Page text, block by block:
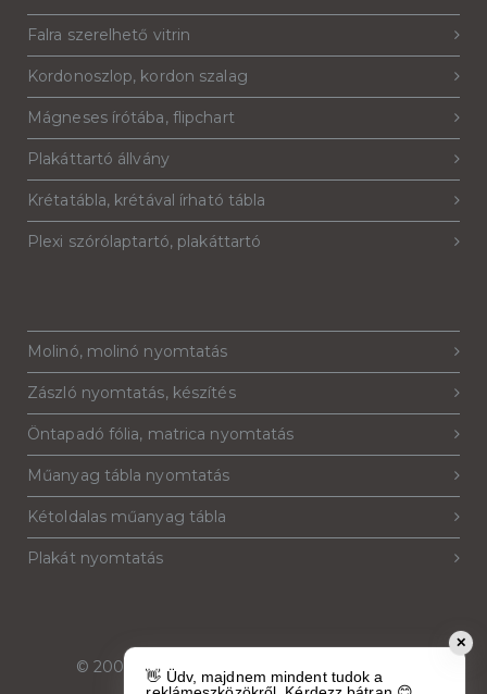
Falra szerelhető vitrin
Kordonoszlop, kordon szalag
Mágneses írótába, flipchart
Plakáttartó állvány
Krétatábla, krétával írható tábla
Plexi szórólaptartó, plakáttartó
Molinó, molinó nyomtatás
Zászló nyomtatás, készítés
Öntapadó fólia, matrica nyomtatás
Műanyag tábla nyomtatás
Kétoldalas műanyag tábla
Plakát nyomtatás
© 2007-2026 Reklámeszköz.hu
. Minden jog
fenntartva.
✕
👋 Üdv, majdnem mindent tudok a